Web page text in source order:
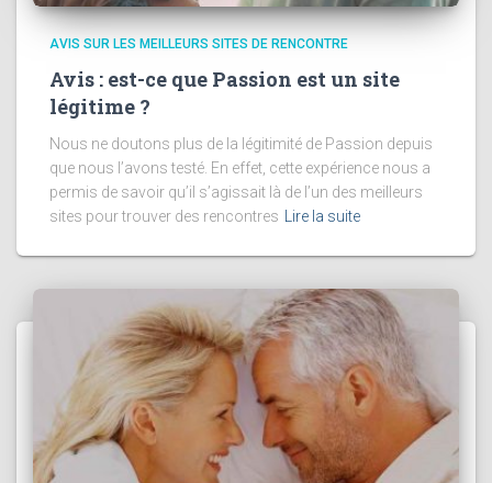
AVIS SUR LES MEILLEURS SITES DE RENCONTRE
Avis : est-ce que Passion est un site
légitime ?
Nous ne doutons plus de la légitimité de Passion depuis
que nous l’avons testé. En effet, cette expérience nous a
permis de savoir qu’il s’agissait là de l’un des meilleurs
sites pour trouver des rencontres Lire la suite